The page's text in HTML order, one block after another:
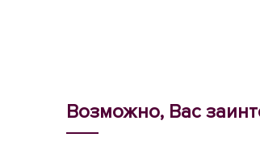
Возможно, Вас